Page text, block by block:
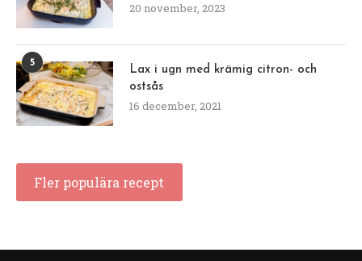
20 november, 2023
5
Lax i ugn med krämig citron- och
ostsås
16 december, 2021
Fler populära recept